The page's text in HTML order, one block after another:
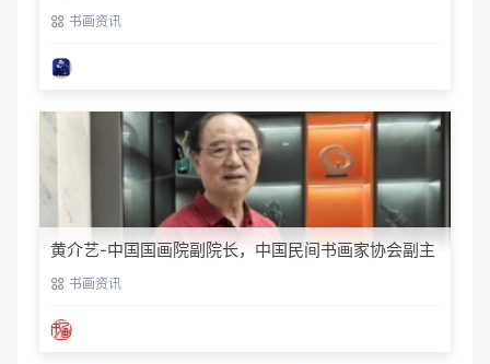
书画资讯
黄介艺-中国国画院副院长，中国民间书画家协会副主
席 书画资讯